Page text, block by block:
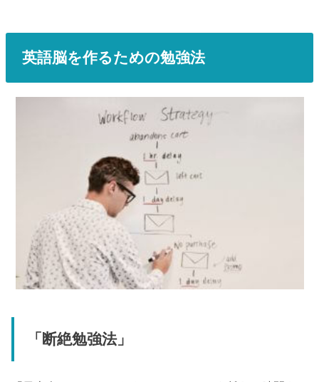
英語脳を作るための勉強法
「断絶勉強法」